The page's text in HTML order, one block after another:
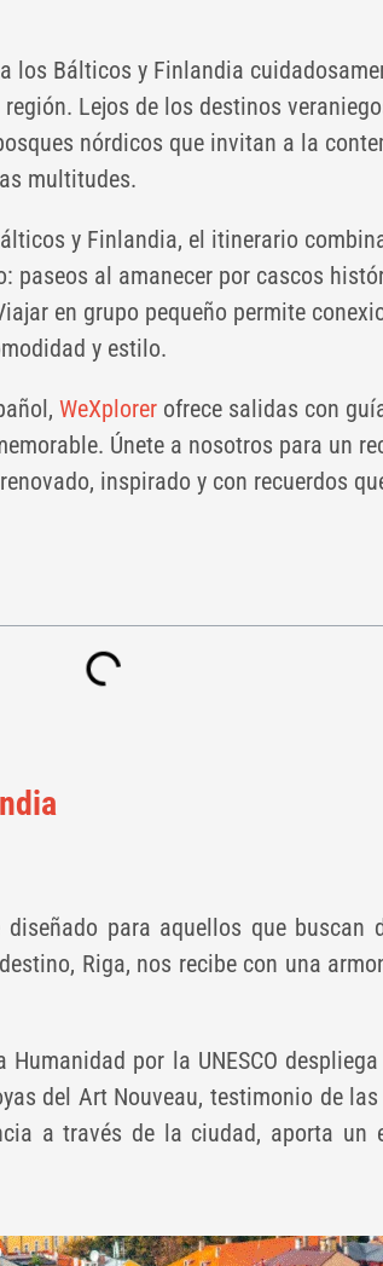
los Bálticos y Finlandia
Lejos de los destinos
nórdicos que invitan a la
multitudes.
y Finlandia, el itinerario
paseos al amanecer por cascos
en grupo pequeño permite
y estilo.
WeXplorer ofrece salidas con
Únete a nosotros para un
inspirado y con recuerdos
para aquellos que
Riga, nos recibe con una
por la UNESCO
del Art Nouveau, testimonio de
a través de la ciudad, aporta un